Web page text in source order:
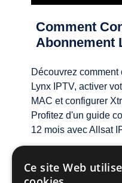
Comment
Abonnement
Découvrez
Lynx IPTV, activer
MAC et configurer
Profitez d'un guide
12 mois avec Allsat
Ce site Web